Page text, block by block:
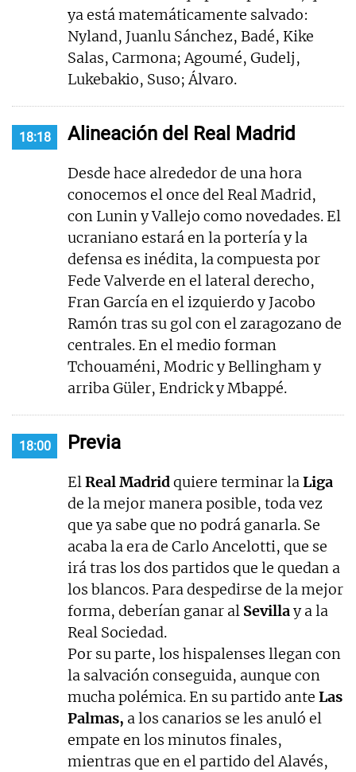
ya está matemáticamente salvado:
Nyland, Juanlu Sánchez, Badé, Kike
Salas, Carmona; Agoumé, Gudelj,
Lukebakio, Suso; Álvaro.
18:18 Alineación del Real Madrid
Desde hace alrededor de una hora
conocemos el once del Real Madrid,
con Lunin y Vallejo como novedades. El
ucraniano estará en la portería y la
defensa es inédita, la compuesta por
Fede Valverde en el lateral derecho,
Fran García en el izquierdo y Jacobo
Ramón tras su gol con el zaragozano de
centrales. En el medio forman
Tchouaméni, Modric y Bellingham y
arriba Güler, Endrick y Mbappé.
18:00 Previa
ElReal Madridquiere terminar laLiga
de la mejor manera posible, toda vez
que ya sabe que no podrá ganarla. Se
acaba la era de Carlo Ancelotti, que se
irá tras los dos partidos que le quedan a
los blancos. Para despedirse de la mejor
forma, deberían ganar al Sevillay a la
Real Sociedad.
Por su parte, los hispalenses llegan con
la salvación conseguida, aunque con
mucha polémica. En su partido ante Las
Palmas, a los canarios se les anuló el
empate en los minutos finales,
mientras que en el partido del Alavés,